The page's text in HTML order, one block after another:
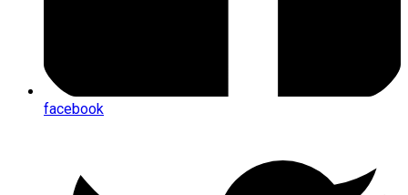
facebook